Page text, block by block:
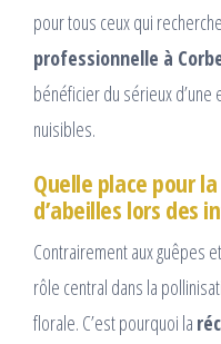
pour tous ceux qui
professionnelle à
bénéficier du sérieux
nuisibles.
Quelle place pour
d’abeilles lors des
Contrairement aux guêpes
rôle central dans la
florale. C’est pourquoi la